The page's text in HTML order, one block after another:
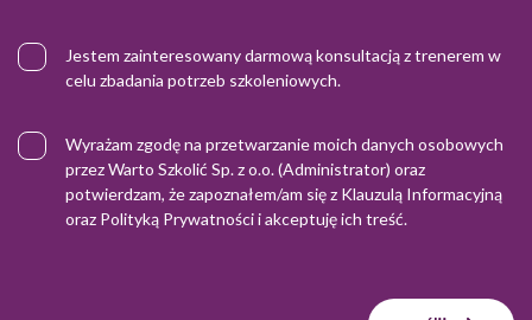
Jestem zainteresowany darmową konsultacją z trenerem w
celu zbadania potrzeb szkoleniowych.
Wyrażam zgodę na przetwarzanie moich danych osobowych
przez Warto Szkolić Sp. z o.o. (Administrator) oraz
potwierdzam, że zapoznałem/am się z Klauzulą Informacyjną
oraz Polityką Prywatnościi akceptuję ich treść.